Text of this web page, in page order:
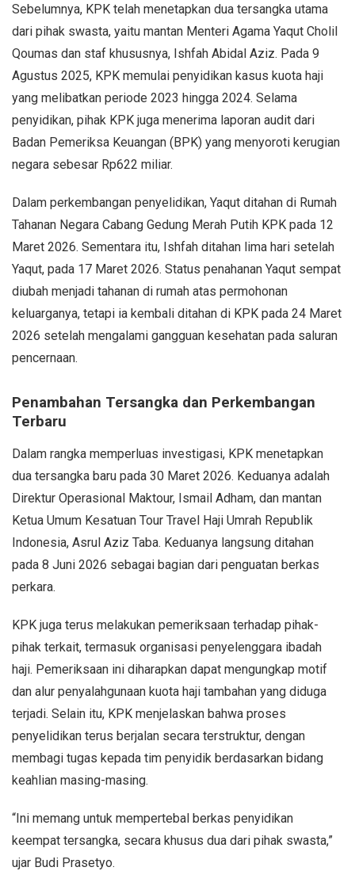
Sebelumnya, KPK telah menetapkan dua tersangka utama
dari pihak swasta, yaitu mantan Menteri Agama Yaqut Cholil
Qoumas dan staf khususnya, Ishfah Abidal Aziz. Pada 9
Agustus 2025, KPK memulai penyidikan kasus kuota haji
yang melibatkan periode 2023 hingga 2024. Selama
penyidikan, pihak KPK juga menerima laporan audit dari
Badan Pemeriksa Keuangan (BPK) yang menyoroti kerugian
negara sebesar Rp622 miliar.
Dalam perkembangan penyelidikan, Yaqut ditahan di Rumah
Tahanan Negara Cabang Gedung Merah Putih KPK pada 12
Maret 2026. Sementara itu, Ishfah ditahan lima hari setelah
Yaqut, pada 17 Maret 2026. Status penahanan Yaqut sempat
diubah menjadi tahanan di rumah atas permohonan
keluarganya, tetapi ia kembali ditahan di KPK pada 24 Maret
2026 setelah mengalami gangguan kesehatan pada saluran
pencernaan.
Penambahan Tersangka dan Perkembangan
Terbaru
Dalam rangka memperluas investigasi, KPK menetapkan
dua tersangka baru pada 30 Maret 2026. Keduanya adalah
Direktur Operasional Maktour, Ismail Adham, dan mantan
Ketua Umum Kesatuan Tour Travel Haji Umrah Republik
Indonesia, Asrul Aziz Taba. Keduanya langsung ditahan
pada 8 Juni 2026 sebagai bagian dari penguatan berkas
perkara.
KPK juga terus melakukan pemeriksaan terhadap pihak-
pihak terkait, termasuk organisasi penyelenggara ibadah
haji. Pemeriksaan ini diharapkan dapat mengungkap motif
dan alur penyalahgunaan kuota haji tambahan yang diduga
terjadi. Selain itu, KPK menjelaskan bahwa proses
penyelidikan terus berjalan secara terstruktur, dengan
membagi tugas kepada tim penyidik berdasarkan bidang
keahlian masing-masing.
“Ini memang untuk mempertebal berkas penyidikan
keempat tersangka, secara khusus dua dari pihak swasta,”
ujar Budi Prasetyo.